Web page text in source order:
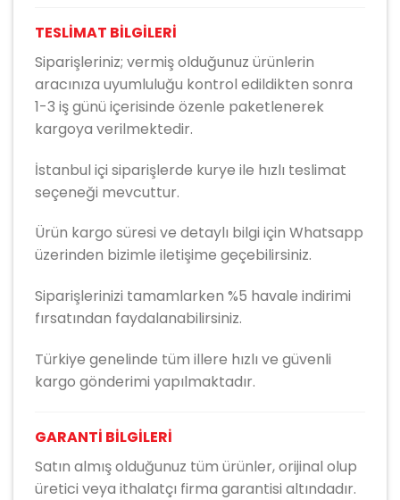
TESLİMAT BİLGİLERİ
Siparişleriniz; vermiş olduğunuz ürünlerin
aracınıza uyumluluğu kontrol edildikten sonra
1-3 iş günü içerisinde özenle paketlenerek
kargoya verilmektedir.
İstanbul içi siparişlerde kurye ile hızlı teslimat
seçeneği mevcuttur.
Ürün kargo süresi ve detaylı bilgi için Whatsapp
üzerinden bizimle iletişime geçebilirsiniz.
Siparişlerinizi tamamlarken %5 havale indirimi
fırsatından faydalanabilirsiniz.
Türkiye genelinde tüm illere hızlı ve güvenli
kargo gönderimi yapılmaktadır.
GARANTİ BİLGİLERİ
Satın almış olduğunuz tüm ürünler, orijinal olup
üretici veya ithalatçı firma garantisi altındadır.